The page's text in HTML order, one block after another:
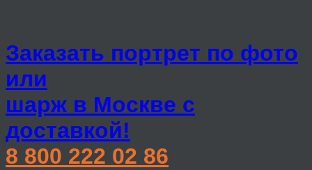
Заказать портрет по фото
или
шарж в Москве с
доставкой!
8 800 222 02 86